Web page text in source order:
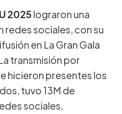
2025 lograron una
redes sociales, con su
en La Gran Gala
transmisión por
hicieron presentes los
tuvo 13M de
sociales,